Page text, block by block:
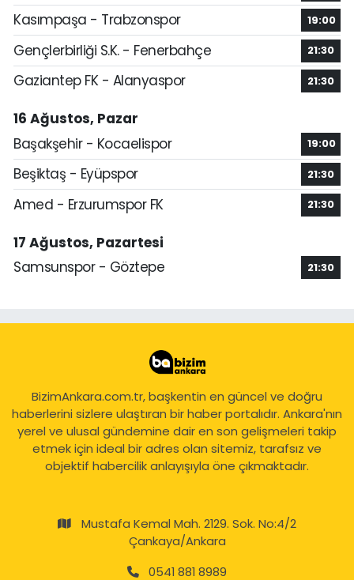
Kasımpaşa - Trabzonspor 19:00
Gençlerbirliği S.K. - Fenerbahçe 21:30
Gaziantep FK - Alanyaspor 21:30
16 Ağustos, Pazar
Başakşehir - Kocaelispor
19:00
Beşiktaş - Eyüpspor 21:30
Amed - Erzurumspor FK 21:30
17 Ağustos, Pazartesi
Samsunspor - Göztepe
21:30
BizimAnkara.com.tr, başkentin en güncel ve doğru
haberlerini sizlere ulaştıran bir haber portalıdır. Ankara'nın
yerel ve ulusal gündemine dair en son gelişmeleri takip
etmek için ideal bir adres olan sitemiz, tarafsız ve
objektif habercilik anlayışıyla öne çıkmaktadır.
Mustafa Kemal Mah. 2129. Sok. No:4/2
Çankaya/Ankara
0541 881 8989